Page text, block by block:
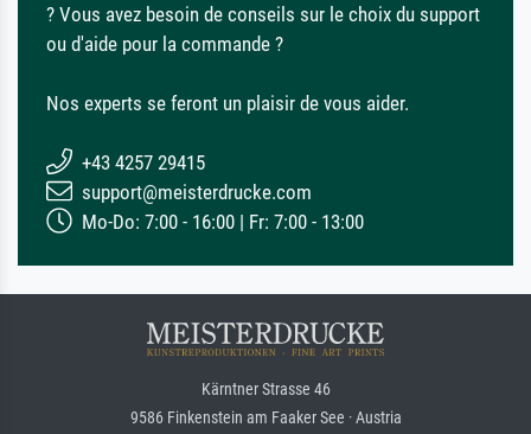
? Vous avez besoin de conseils sur le choix du support
ou d'aide pour la commande ?
Nos experts se feront un plaisir de vous aider.
+43 4257 29415
support@meisterdrucke.com
Mo-Do: 7:00 - 16:00 | Fr: 7:00 - 13:00
Kärntner Strasse 46
9586 Finkenstein am Faaker See · Austria